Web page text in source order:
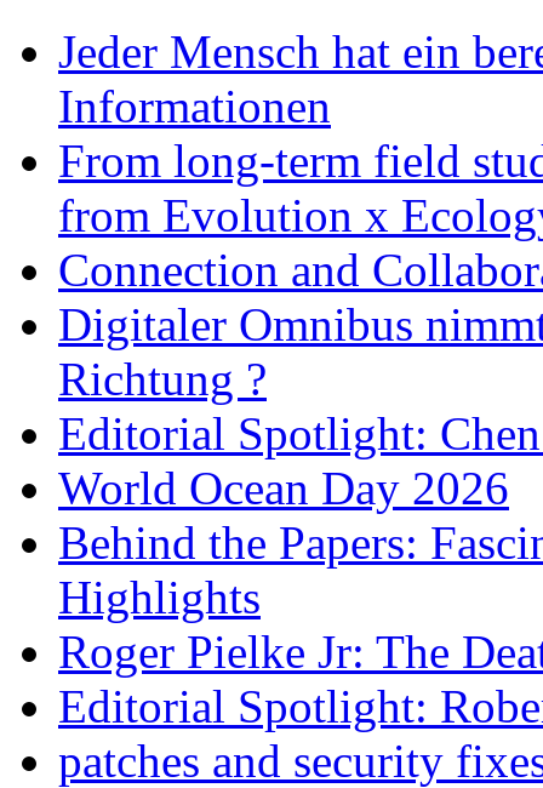
Jeder Mensch hat ein
Informationen
From long-term field
from Evolution x
Connection and
Digitaler Omnibus
Richtung ?
Editorial Spotlight:
World Ocean Day 2026
Behind the Papers:
Highlights
Roger Pielke Jr: The
Editorial Spotlight:
patches and security